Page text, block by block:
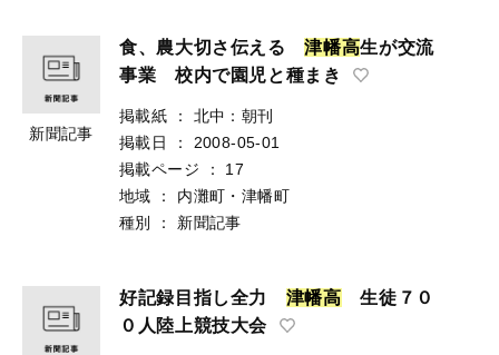
新聞記事
食、農大切さ伝える津幡高生が交流
事業 校内で園児と種まき
掲載紙 ：
北中：朝刊
掲載日
：
2008-05-01
掲載ページ
：
17
地域
：
内灘町・津幡町
種別
： 新聞記事
好記録目指し全力 津幡高 生徒７０
０人陸上競技大会